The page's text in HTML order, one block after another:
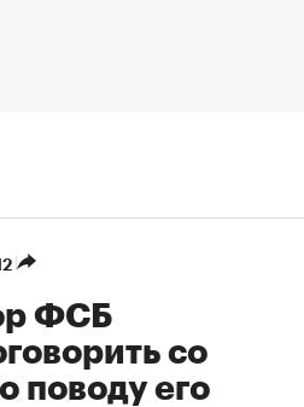
ФСБ
со
поводу его